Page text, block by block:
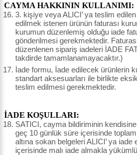
CAYMA HAKKININ KULLANIMI:
3. kişiye veya ALICI’ ya teslim
edilmek istenen ürünün faturası
kurumun düzenlemiş olduğu iade
gönderilmesi gerekmektedir.
düzenlenen sipariş iadeleri İADE
takdirde tamamlanamayacaktır.)
İade formu, İade edilecek ürünlerin
standart aksesuarları ile birlikte
teslim edilmesi gerekmektedir.
İADE KOŞULLARI:
SATICI, cayma bildiriminin
geç 10 günlük süre içerisinde toplam
altına sokan belgeleri ALICI’ ya
içerisinde malı iade almakla